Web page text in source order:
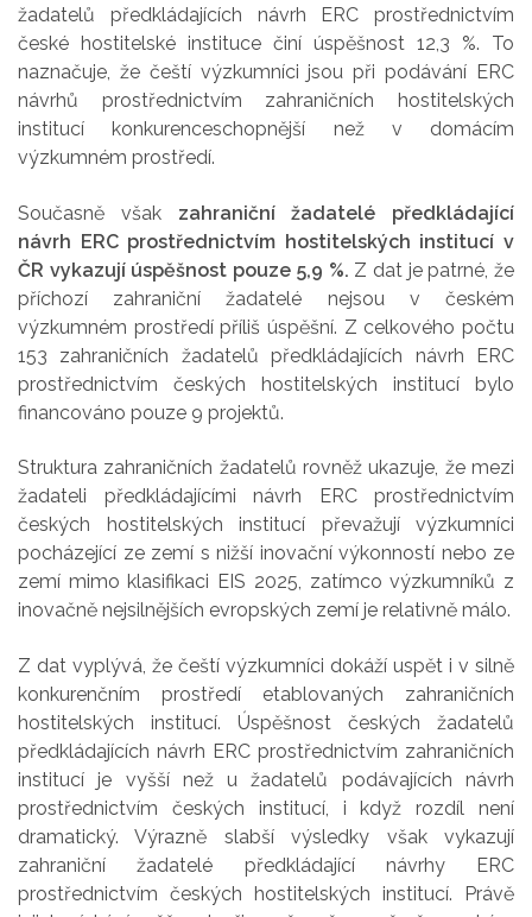
žadatelů předkládajících návrh ERC prostřednictvím
české hostitelské instituce činí úspěšnost 12,3 %. To
naznačuje, že čeští výzkumníci jsou při podávání ERC
návrhů prostřednictvím zahraničních hostitelských
institucí konkurenceschopnější než v domácím
výzkumném prostředí.
Současně však zahraniční žadatelé předkládající
návrh ERC prostřednictvím hostitelských institucí v
ČR vykazují úspěšnost pouze 5,9 %. Z dat je patrné, že
příchozí zahraniční žadatelé nejsou v českém
výzkumném prostředí příliš úspěšní. Z celkového počtu
153 zahraničních žadatelů předkládajících návrh ERC
prostřednictvím českých hostitelských institucí bylo
financováno pouze 9 projektů.
Struktura zahraničních žadatelů rovněž ukazuje, že mezi
žadateli předkládajícími návrh ERC prostřednictvím
českých hostitelských institucí převažují výzkumníci
pocházející ze zemí s nižší inovační výkonností nebo ze
zemí mimo klasifikaci EIS 2025, zatímco výzkumníků z
inovačně nejsilnějších evropských zemí je relativně málo.
Z dat vyplývá, že čeští výzkumníci dokáží uspět i v silně
konkurenčním prostředí etablovaných zahraničních
hostitelských institucí. Úspěšnost českých žadatelů
předkládajících návrh ERC prostřednictvím zahraničních
institucí je vyšší než u žadatelů podávajících návrh
prostřednictvím českých institucí, i když rozdíl není
dramatický. Výrazně slabší výsledky však vykazují
zahraniční žadatelé předkládající návrhy ERC
prostřednictvím českých hostitelských institucí. Právě